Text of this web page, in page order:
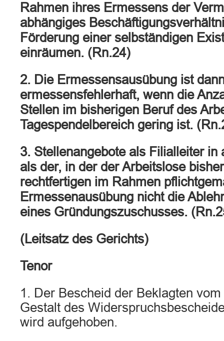
Rahmen ihres Ermessens der
abhängiges
Förderung einer selbständigen
einräumen. (Rn.24)
2. Die Ermessensausübung ist
ermessensfehlerhaft, wenn die
Stellen im bisherigen Beruf des
Tagespendelbereich gering ist.
3. Stellenangebote als Filialleiter in
als der, in der der Arbeitslose
rechtfertigen im Rahmen
Ermessenausübung nicht die
eines Gründungszuschusses.
(Leitsatz des Gerichts)
Tenor
1. Der Bescheid der Beklagten
Gestalt des
wird aufgehoben.